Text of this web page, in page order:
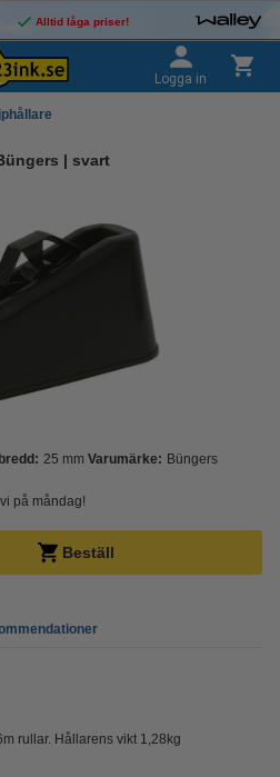
Alltid låga priser!
Logga in
| svart
25 mm Varumärke: Büngers
på måndag!
Beställ
rullar. Hållarens vikt 1,28kg